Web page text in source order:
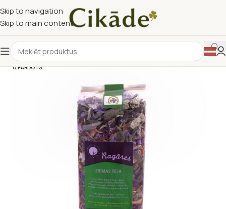
Skip to navigation
Skip to main content
IZPĀRDOTS